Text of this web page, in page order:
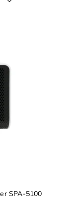
SPA-5100